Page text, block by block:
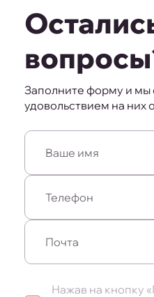
Заполните форму и мы
удовольствием на них
Нажав на кнопку